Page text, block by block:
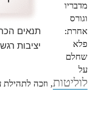
תנאים
יציבות
מדבריו
וגורס
אחרת:
פלא
שחלם
על
לוליטות, וזכה לתהילת